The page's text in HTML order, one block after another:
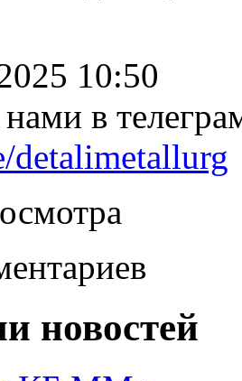
10:50
нами в
detalimetallurg
новостей